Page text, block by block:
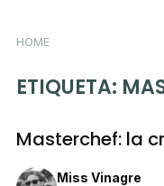
HOME
ETIQUETA:
Masterchef: la
Miss Vinagre